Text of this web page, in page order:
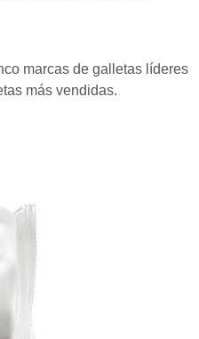
marcas de galletas líderes
más vendidas.